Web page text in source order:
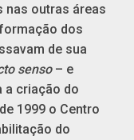
nas outras áreas
dos
de sua
senso– e
a criação do
1999 o Centro
do